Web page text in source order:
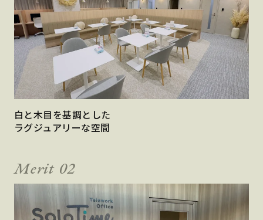
白と木目を基調とした
ラグジュアリーな空間
Merit 02